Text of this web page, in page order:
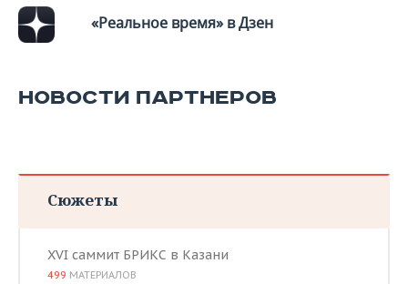
«Реальное время» в Дзен
НОВОСТИ ПАРТНЕРОВ
Сюжеты
XVI саммит БРИКС в Казани
499 МАТЕРИАЛОВ